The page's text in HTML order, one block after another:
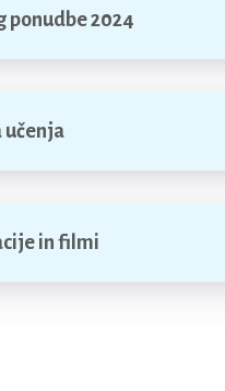
ponudbe 2024
učenja
in filmi